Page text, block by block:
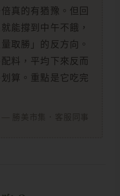
真的有猶豫。但回
能撐到中午不餓，
取勝」的反方向。
料，平均下來反而
算。重點是它吃完
— 勝美市集．客服同事